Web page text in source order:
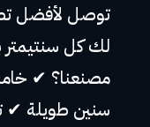
توصل لأفضل
لك كل سنتيمتر
مصنعنا؟ ✔
سنين طويلة ✔